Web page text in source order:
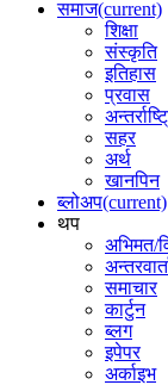
समाज(current)
शिक्षा
संस्कृति
इतिहास
प्रवास
सहर
अर्थ
खानपिन
ब्लोअप(current)
थप
अभिमत/
समाचार
कार्टुन
ब्लग
इपेपर
अर्काइभ